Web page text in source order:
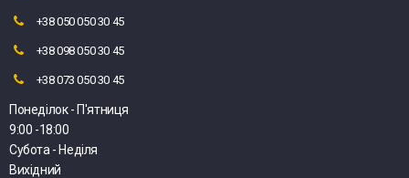
+38 050 050 30 45
+38 098 050 30 45
+38 073 050 30 45
Понеділок - П'ятниця
9:00 -18:00
Субота - Неділя
Вихідний